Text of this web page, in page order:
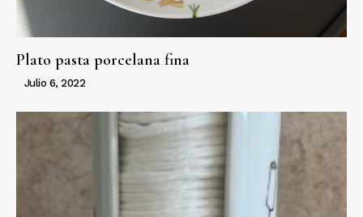
Plato pasta porcelana fina
Julio 6, 2022